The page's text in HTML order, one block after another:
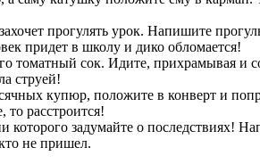
прогулять урок. Напишите
придет в школу и дико обломается!
томатный сок. Идите, прихрамывая и
струей!
купюр, положите в конверт и
расстроится!
задумайте о последствиях!
не пришел.